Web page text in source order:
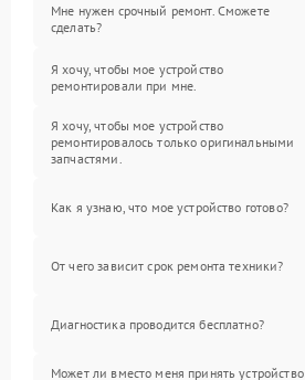
Мне нужен срочный ремонт. Сможете
сделать?
Я хочу, чтобы мое устройство
ремонтировали при мне.
Я хочу, чтобы мое устройство
ремонтировалось только оригинальными
запчастями.
Как я узнаю, что мое устройство готово?
От чего зависит срок ремонта техники?
Диагностика проводится бесплатно?
Может ли вместо меня принять устройство